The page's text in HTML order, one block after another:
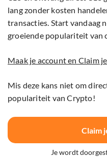
lang zonder kosten
transacties. Start vandaag
groeiende populariteit van
Maak je account en Claim
Mis deze kans niet om
populariteit van Crypto!
Claim
Je wordt